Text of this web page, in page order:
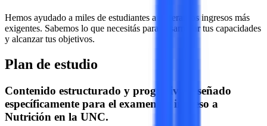
Hemos ayudado a miles de estudiantes a superar los ingresos más
exigentes. Sabemos lo que necesitás para desarrollar tus capacidades
y alcanzar tus objetivos.
Plan de estudio
Contenido estructurado y progresivo diseñado
específicamente para el examen de ingreso a
Nutrición en la UNC.